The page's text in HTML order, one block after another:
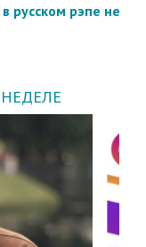
русском рэпе не